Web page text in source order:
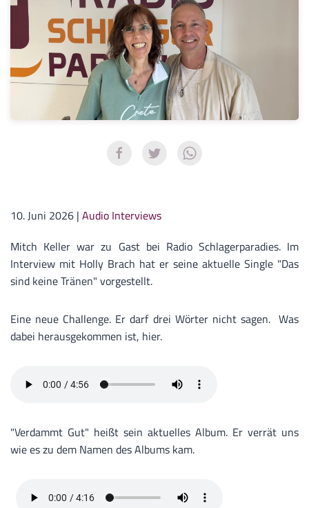
10. Juni 2026 | Audio Interviews
Mitch Keller war zu Gast bei Radio Schlagerparadies. Im
Interview mit Holly Brach hat er seine aktuelle Single "Das
sind keine Tränen" vorgestellt.
Eine neue Challenge. Er darf drei Wörter nicht sagen. Was
dabei herausgekommen ist, hier.
"Verdammt Gut" heißt sein aktuelles Album. Er verrät uns
wie es zu dem Namen des Albums kam.